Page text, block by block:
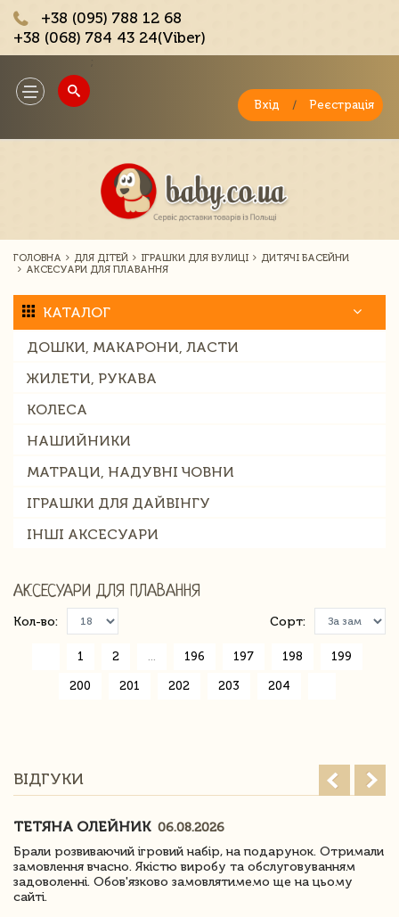
+38 (095) 788 12 68
+38 (068) 784 43 24(Viber)
Toggle
navigation
Вхід / Реєстрація
ГОЛОВНА ДЛЯ ДІТЕЙ ІГРАШКИ ДЛЯ ВУЛИЦІ
ДИТЯЧІ БАСЕЙНИ
АКСЕСУАРИ ДЛЯ ПЛАВАННЯ
КАТАЛОГ
ДОШКИ, МАКАРОНИ, ЛАСТИ
ЖИЛЕТИ, РУКАВА
КОЛЕСА
НАШИЙНИКИ
МАТРАЦИ, НАДУВНІ ЧОВНИ
ІГРАШКИ ДЛЯ ДАЙВІНГУ
ІНШІ АКСЕСУАРИ
АКСЕСУАРИ ДЛЯ ПЛАВАННЯ
Кол-во: Сорт:
1 2 196 197 198 199
200 201 202 203 204
ВІДГУКИ
ТЕТЯНА ОЛЕЙНИК 06.08.2026
Брали розвиваючий ігровий набір, на подарунок. Отримали
замовлення вчасно. Якістю виробу та обслуговуванням
задоволенні. Обов'язково замовлятимемо ще на цьому
сайті.